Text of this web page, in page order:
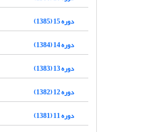
دوره 15 (1385)
دوره 14 (1384)
دوره 13 (1383)
دوره 12 (1382)
دوره 11 (1381)